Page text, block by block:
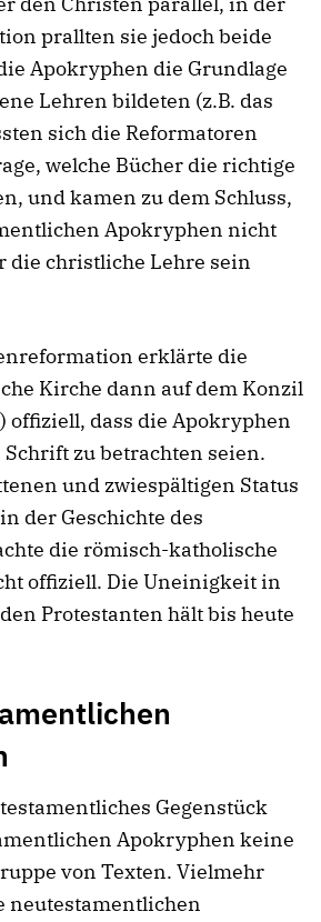
prallten sie jedoch beide
Apokryphen die Grundlage
Lehren bildeten (z.B. das
sich die Reformatoren
welche Bücher die richtige
und kamen zu dem Schluss,
Apokryphen nicht
die christliche Lehre sein
erklärte die
Kirche dann auf dem Konzil
offiziell, dass die Apokryphen
zu betrachten seien.
und zwiespältigen Status
der Geschichte des
die römisch-katholische
offiziell. Die Uneinigkeit in
Protestanten hält bis heute
Gegenstück
Apokryphen keine
von Texten. Vielmehr
neutestamentlichen